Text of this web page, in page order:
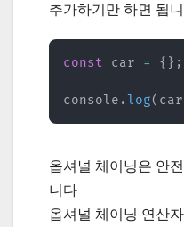
추가하기만 하면 됩
const car = { } ;
console .log( car
옵셔널 체이닝은 안
니다
옵셔널 체이닝 연산